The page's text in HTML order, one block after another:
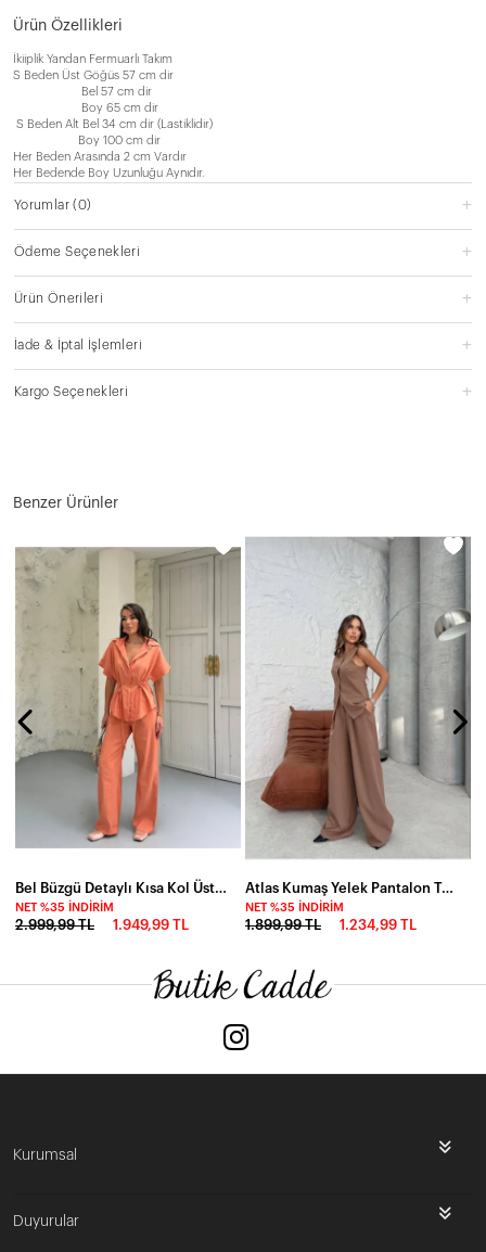
Ürün Özellikleri
İkiiplik Yandan Fermuarlı Takım
S Beden Üst Göğüs 57 cm dir
Bel 57 cm dir
Boy 65 cm dir
S Beden Alt Bel 34 cm dir (Lastiklidir)
Boy 100 cm dir
Her Beden Arasında 2 cm Vardır
Her Bedende Boy Uzunluğu Aynıdır.
Yorumlar(0)
Ödeme Seçenekleri
Ürün Önerileri
İade & İptal İşlemleri
Kargo Seçenekleri
Benzer Ürünler
Bel Büzgü Detaylı Kısa Kol Üst ve Pantalon Takım Turuncu
NET %35 İNDIRIM
2.999,99 TL 1.949,99 TL
Atlas Kumaş Yelek Pantalon Takım
NET %35 İNDIRIM
1.899,99 TL 1.234,99 TL
Kurumsal
Duyurular